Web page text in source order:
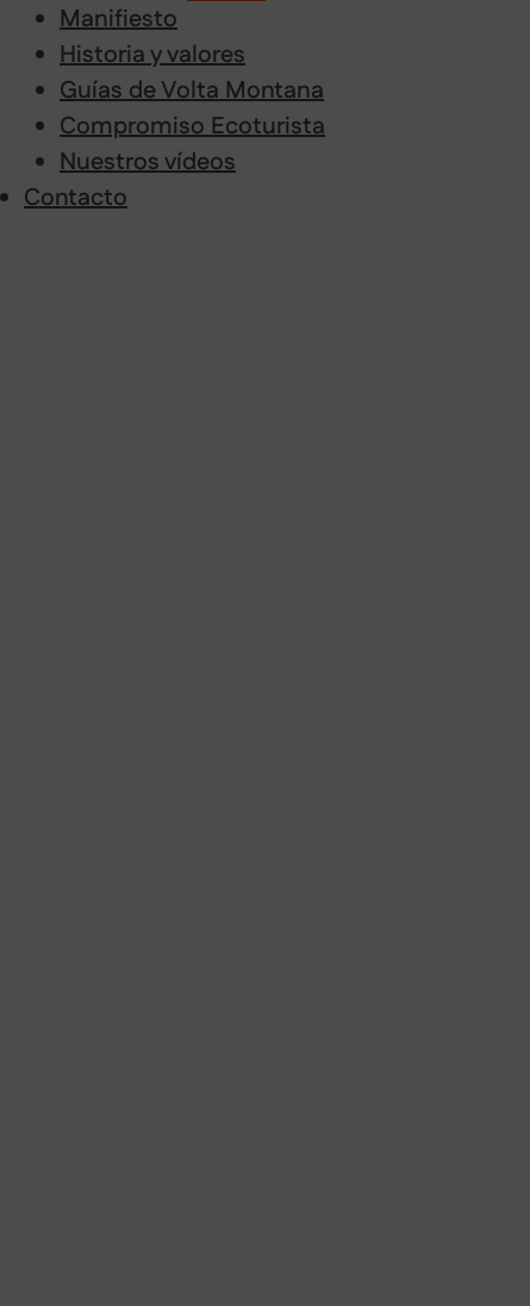
Manifiesto
Historia y valores
Guías de Volta Montana
Compromiso Ecoturista
Nuestros vídeos
Contacto